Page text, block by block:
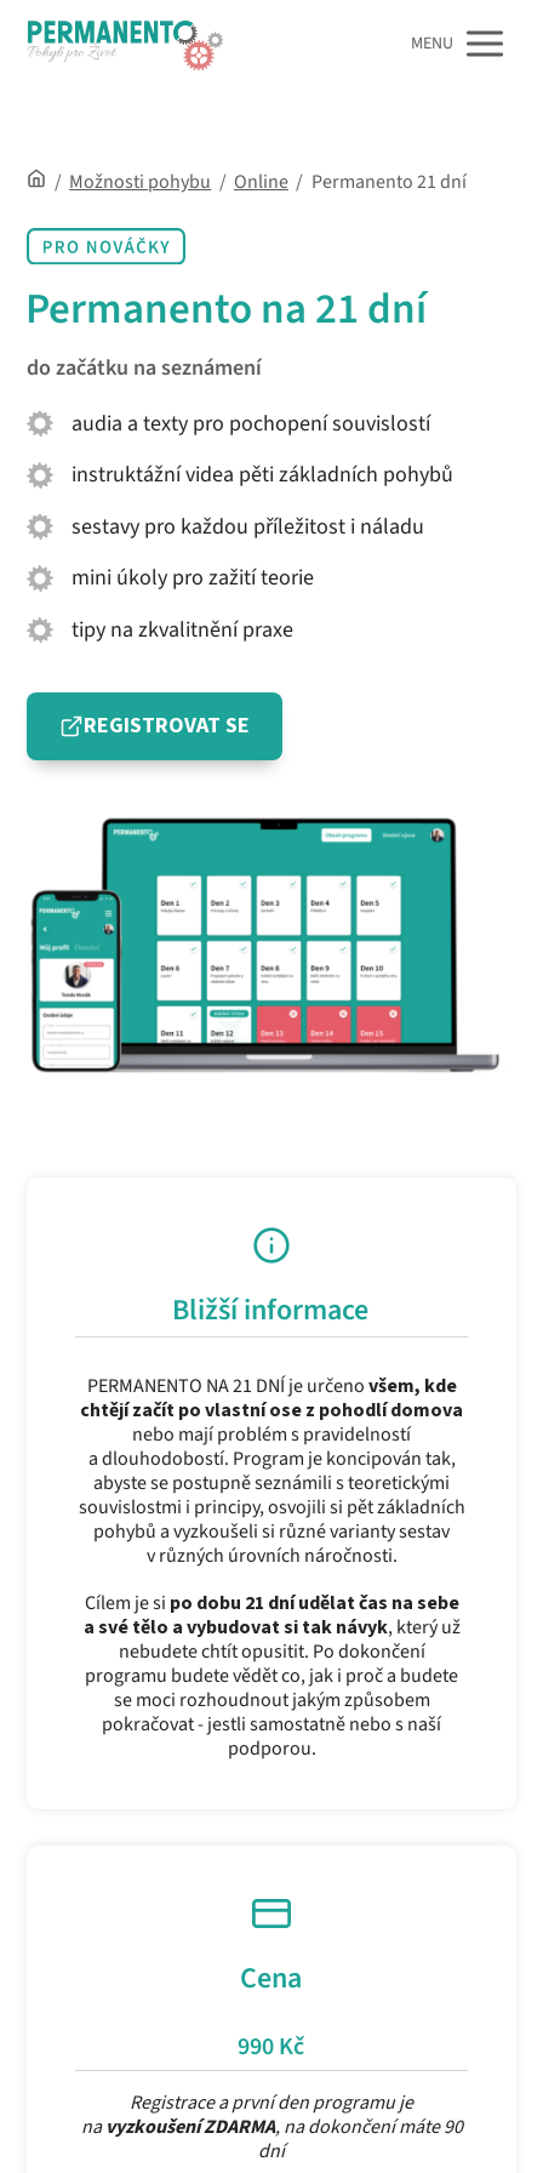
MENU
/ Možnosti pohybu / Online / Permanento 21 dní
Permanento na 21 dní
do začátku na seznámení
audia a texty pro pochopení souvislostí
instruktážní videa pěti základních pohybů
sestavy pro každou příležitost i náladu
mini úkoly pro zažití teorie
tipy na zkvalitnění praxe
REGISTROVAT SE
Bližší informace
PERMANENTO NA 21 DNÍ je určenovšem, kde
chtějí začít po vlastní ose z pohodlí domova
nebo mají problém s pravidelností
a dlouhodobostí. Program je koncipován tak,
abyste se postupně seznámili s teoretickými
souvislostmi i principy, osvojili si pět základních
pohybů a vyzkoušeli si různé varianty sestav
v různých úrovních náročnosti.
Cílem je si po dobu 21 dní udělat čas na sebe
a své tělo a vybudovat si tak návyk, který už
nebudete chtít opusitit. Po dokončení
programu budete vědět co, jak i proč a budete
se moci rozhoudnout jakým způsobem
pokračovat - jestli samostatně nebo s naší
podporou.
Cena
990 Kč
Registrace a první den programu je
navyzkoušení ZDARMA, na dokončení máte 90
dní